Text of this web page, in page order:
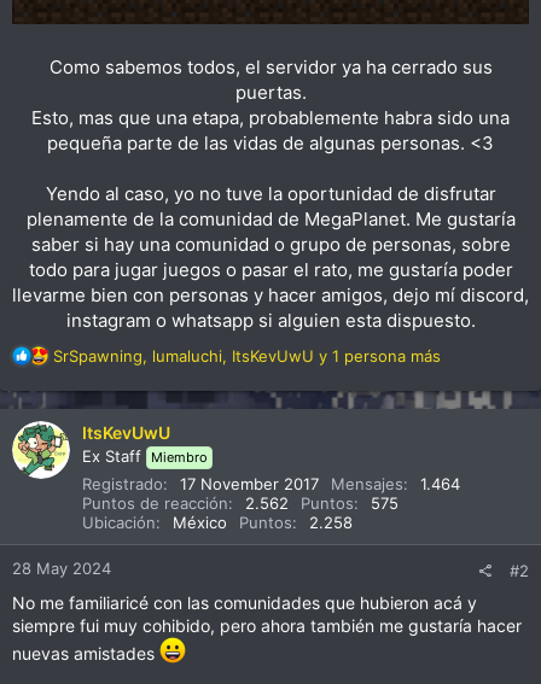
Como sabemos todos, el servidor ya ha cerrado sus
puertas.
Esto, mas que una etapa, probablemente habra sido una
pequeña parte de las vidas de algunas personas. <3
Yendo al caso, yo no tuve la oportunidad de disfrutar
plenamente de la comunidad de MegaPlanet. Me gustaría
saber si hay una comunidad o grupo de personas, sobre
todo para jugar juegos o pasar el rato, me gustaría poder
llevarme bien con personas y hacer amigos, dejo mí discord,
instagram o whatsapp si alguien esta dispuesto.
R
a
c
c
i
s
:
SrSpawning, lumaluchi, ItsKevUwU y 1 persona más
ItsKevUwU
Ex Staff Miembro
Registrado 17 November 2017 Mensajes
1.464
Puntos de reacción
2.562 Puntos
575
Ubicación
México Puntos 2.258
28 May 2024 #2
No me familiaricé con las comunidades que hubieron acá y
siempre fui muy cohibido, pero ahora también me gustaría hacer
nuevas amistades